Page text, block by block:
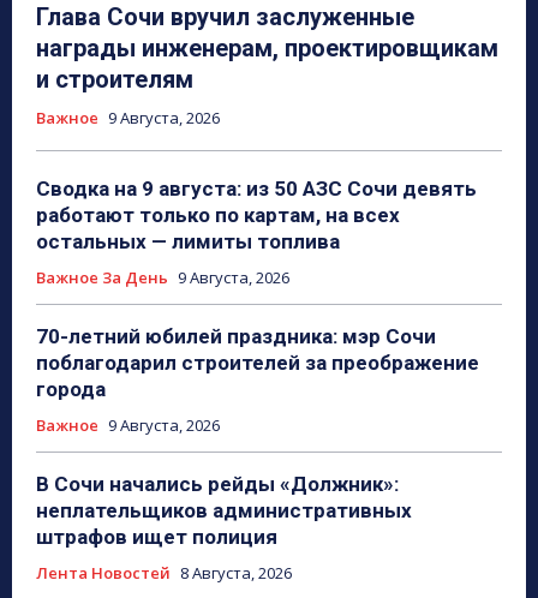
Глава Сочи вручил заслуженные
награды инженерам, проектировщикам
и строителям
Важное 9 Августа, 2026
Сводка на 9 августа: из 50 АЗС Сочи девять
работают только по картам, на всех
остальных — лимиты топлива
Важное За День 9 Августа, 2026
70-летний юбилей праздника: мэр Сочи
поблагодарил строителей за преображение
города
Важное 9 Августа, 2026
В Сочи начались рейды «Должник»:
неплательщиков административных
штрафов ищет полиция
Лента Новостей 8 Августа, 2026